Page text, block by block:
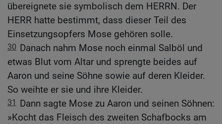
übereignete sie symbolisch dem HERRN. Der
HERR hatte bestimmt, dass dieser Teil des
Einsetzungsopfers Mose gehören solle.
30 Danach nahm Mose noch einmal Salböl und
etwas Blut vom Altar und sprengte beides auf
Aaron und seine Söhne sowie auf deren Kleider.
So weihte er sie und ihre Kleider.
31
Dann sagte Mose zu Aaron und seinen Söhnen:
»Kocht das Fleisch des zweiten Schafbocks am